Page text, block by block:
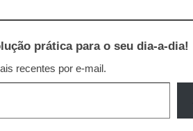
prática para o seu dia-a-dia!
recentes por e-mail.